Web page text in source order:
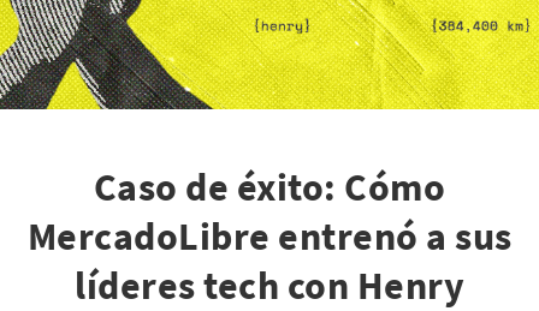
Caso de éxito: Cómo
MercadoLibre entrenó a sus
líderes tech con Henry